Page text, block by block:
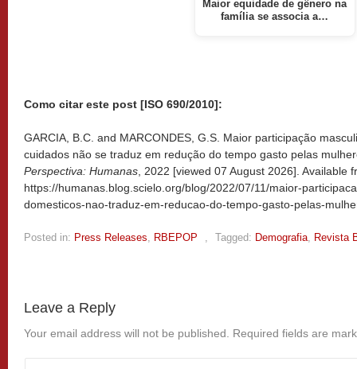
Maior equidade de gênero na
família se associa a…
Como citar este post [ISO 690/2010]:
GARCIA, B.C. and MARCONDES, G.S. Maior participação
cuidados não se traduz em redução do tempo gasto pelas
Perspectiva: Humanas , 2022 [viewed 07 August 2026]. Available
https://humanas.blog.scielo.org/blog/2022/07/11/maior-
domesticos-nao-traduz-em-reducao-do-tempo-gasto-pelas-
Posted in: Press Releases RBEPOP Tagged: Demografia Revista
Leave a Reply
Your email address will not be published. Required fields are